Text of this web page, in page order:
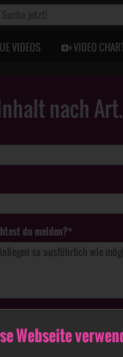
Webseite
VIDEOS VIDEO
nach
du melden?*